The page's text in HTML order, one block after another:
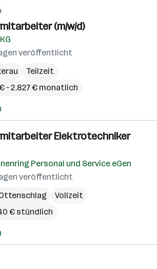
(m/w/d)
veröffentlicht
Teilzeit
– 2.827 € monatlich
Elektrotechniker
Personal und Service eGen
veröffentlicht
Vollzeit
€ stündlich